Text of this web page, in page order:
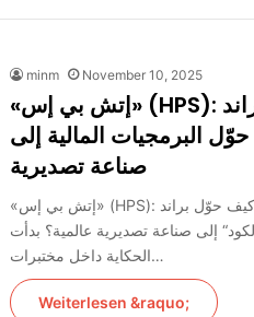
minm November 10, 2025
«إتش بي إس» (HPS): قصة براند
البرمجيات المالية إلى
صناعة تصديرية
«إتش بي إس» (HPS): هندسة الثقة.. كيف حوّل براند
إلى صناعة تصديرية عالمية؟ بدأت
الحكاية داخل مختبرات…
Weiterlesen &raquo;